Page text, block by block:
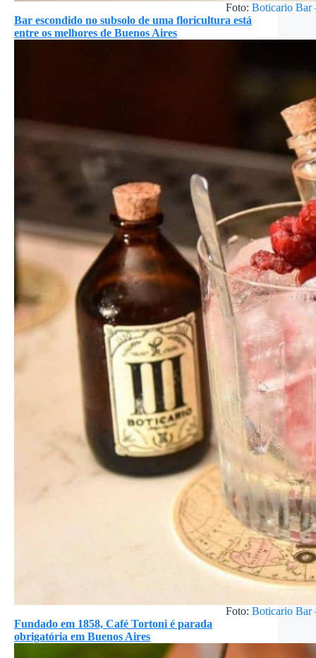
Foto: Boticario Bar
Bar escondido no subsolo de uma floricultura está
entre os melhores de Buenos Aires
Foto: Boticario Bar
Fundado em 1858, Café Tortoni é parada
obrigatória em Buenos Aires